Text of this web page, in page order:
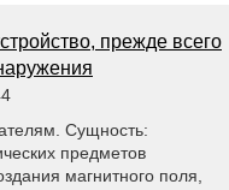
прежде всего
Сущность:
предметов
магнитного поля,